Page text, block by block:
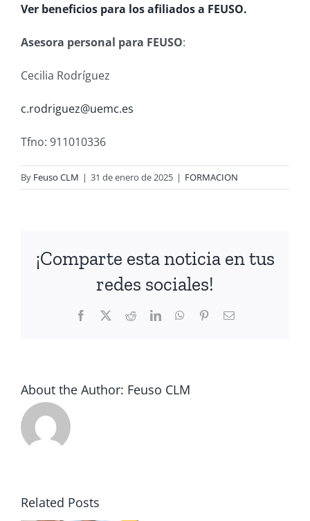
Ver beneficios para los afiliados a FEUSO.
Asesora personal para FEUSO:
Cecilia Rodríguez
c.rodriguez@uemc.es
Tfno: 911010336
By Feuso CLM | 31 de enero de 2025 | FORMACION
¡Comparte esta noticia en tus
redes sociales!
Facebook RedditLinkedInWhatsApp
PinterestEmail
About the Author: Feuso CLM
Related Posts
plazas para
online de